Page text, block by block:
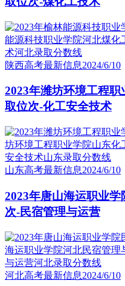
陕西高考最新信息2024/6/10
2023年潍坊环境工程
取位次-化工安全技术
山东高考最新信息2024/6/10
2023年唐山海运职业
次-民宿管理与运营
河北高考最新信息2024/6/10